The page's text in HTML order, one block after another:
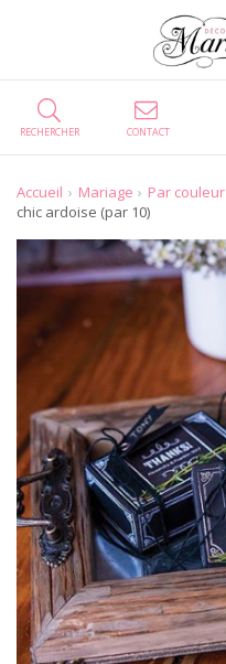
CONTACT
RECHERCHER
Accueil Mariage Par couleur
chic ardoise (par 10)